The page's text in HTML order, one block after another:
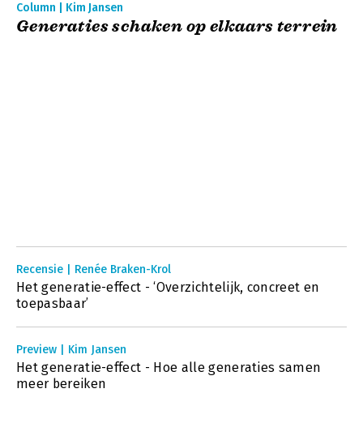
Column | Kim Jansen
Generaties schaken op elkaars terrein
Recensie | Renée Braken-Krol
Het generatie-effect - ‘Overzichtelijk, concreet en
toepasbaar’
Preview | Kim Jansen
Het generatie-effect - Hoe alle generaties samen
meer bereiken